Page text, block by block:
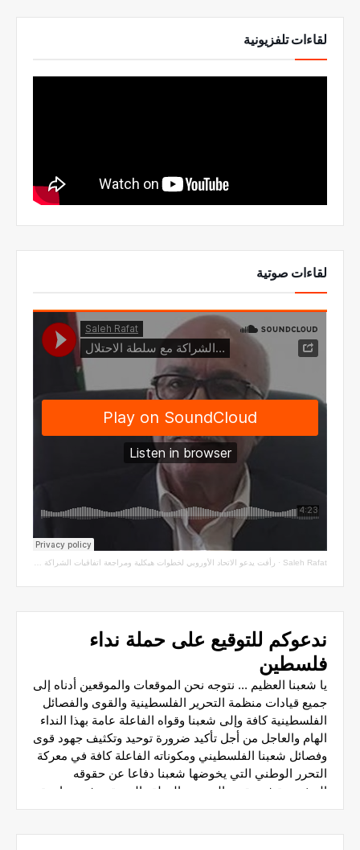
لقاءات تلفزيونية
لقاءات صوتية
Saleh Rafat
· رأفت يدعو الاتحاد الأوروبي لخطوات هيكلية ومراجعة اتفاقيات الشراكة مع سلطة الاحتلال